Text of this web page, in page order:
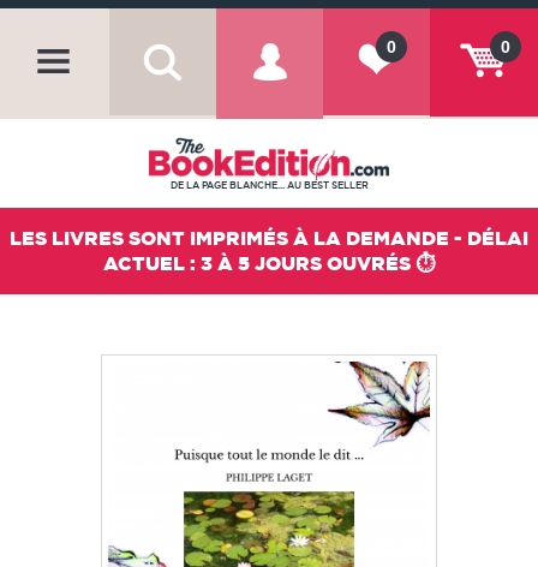
0
0
DE LA PAGE BLANCHE... AU BEST SELLER
LES LIVRES SONT IMPRIMÉS À LA DEMANDE - DÉLAI
ACTUEL : 3 À 5 JOURS OUVRÉS ⏱️